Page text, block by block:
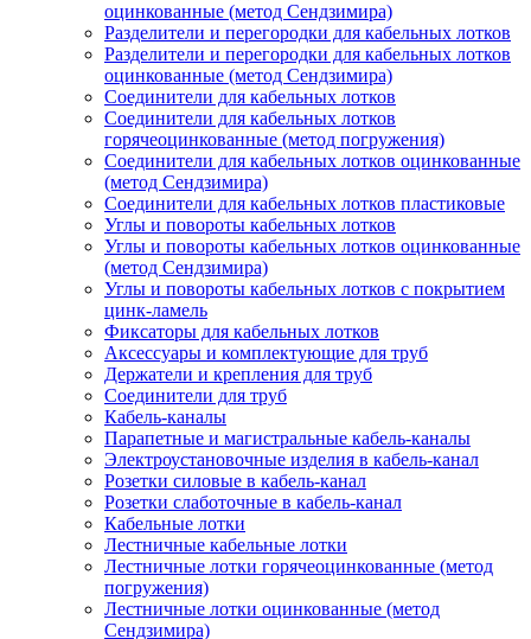
оцинкованные (метод Сендзимира)
Разделители и перегородки для кабельных лотков
Разделители и перегородки для кабельных лотков
оцинкованные (метод Сендзимира)
Соединители для кабельных лотков
Соединители для кабельных лотков
горячеоцинкованные (метод погружения)
Соединители для кабельных лотков оцинкованные
(метод Сендзимира)
Соединители для кабельных лотков пластиковые
Углы и повороты кабельных лотков
Углы и повороты кабельных лотков оцинкованные
(метод Сендзимира)
Углы и повороты кабельных лотков с покрытием
цинк-ламель
Фиксаторы для кабельных лотков
Аксессуары и комплектующие для труб
Держатели и крепления для труб
Соединители для труб
Кабель-каналы
Парапетные и магистральные кабель-каналы
Электроустановочные изделия в кабель-канал
Розетки силовые в кабель-канал
Розетки слаботочные в кабель-канал
Кабельные лотки
Лестничные кабельные лотки
Лестничные лотки горячеоцинкованные (метод
погружения)
Лестничные лотки оцинкованные (метод
Сендзимира)